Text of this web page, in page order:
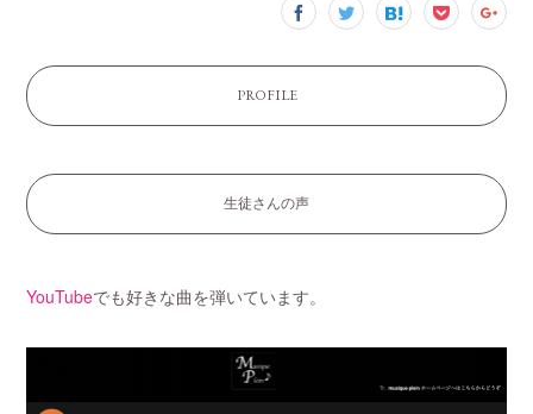
PROFILE
生徒さんの声
YouTubeでも好きな曲を弾いています。